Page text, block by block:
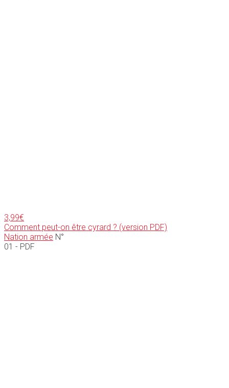
3,99€
Comment peut-on être cyrard ? (version PDF)
Nation armée N°
01 - PDF